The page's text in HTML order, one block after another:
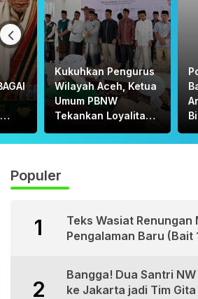
Kukuhkan Pengurus
Wilayah Aceh, Ketua
Umum PBNW
Tekankan Loyalitas
“MAULANA”
Populer
1
Teks Wasiat Renungan
Pengalaman Baru (Bait
2
Bangga! Dua Santri
ke Jakarta jadi Tim